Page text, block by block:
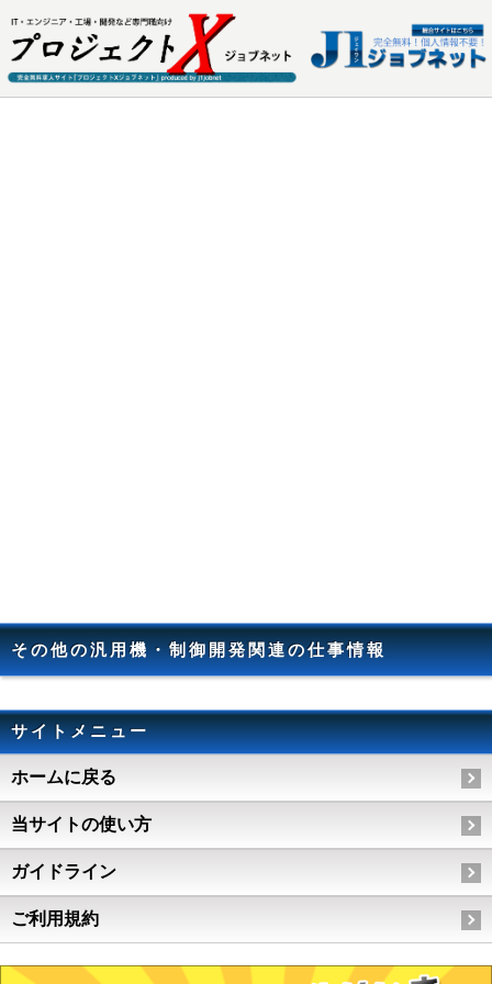
その他の汎用機・制御開発関連の仕事情報
サイトメニュー
ホームに戻る
当サイトの使い方
ガイドライン
ご利用規約